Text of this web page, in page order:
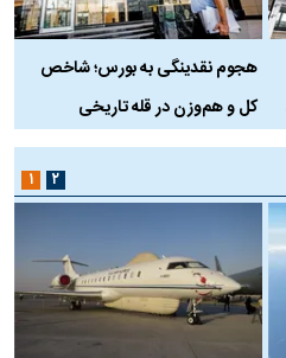
هجوم نقدینگی به بورس؛ شاخص
کل و هم‌وزن در قله تاریخی
۱ ۲